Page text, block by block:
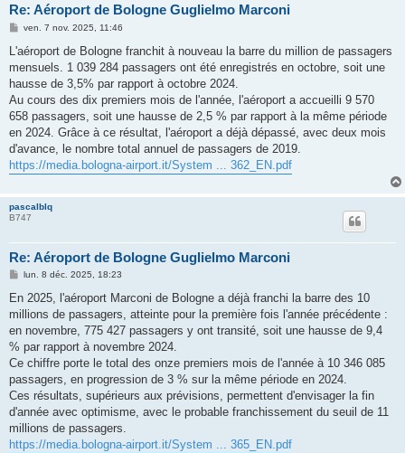
Re: Aéroport de Bologne Guglielmo Marconi
M
s
a
g
ven. 7 nov. 2025, 11:46
L'aéroport de Bologne franchit à nouveau la barre du million de passagers
mensuels. 1 039 284 passagers ont été enregistrés en octobre, soit une
hausse de 3,5% par rapport à octobre 2024.
Au cours des dix premiers mois de l'année, l'aéroport a accueilli 9 570
658 passagers, soit une hausse de 2,5 % par rapport à la même période
en 2024. Grâce à ce résultat, l'aéroport a déjà dépassé, avec deux mois
d'avance, le nombre total annuel de passagers de 2019.
https://media.bologna-airport.it/System ... 362_EN.pdf
pascalblq
B747
Re: Aéroport de Bologne Guglielmo Marconi
M
s
a
g
lun. 8 déc. 2025, 18:23
En 2025, l'aéroport Marconi de Bologne a déjà franchi la barre des 10
millions de passagers, atteinte pour la première fois l'année précédente :
en novembre, 775 427 passagers y ont transité, soit une hausse de 9,4
% par rapport à novembre 2024.
Ce chiffre porte le total des onze premiers mois de l'année à 10 346 085
passagers, en progression de 3 % sur la même période en 2024.
Ces résultats, supérieurs aux prévisions, permettent d'envisager la fin
d'année avec optimisme, avec le probable franchissement du seuil de 11
millions de passagers.
https://media.bologna-airport.it/System ... 365_EN.pdf